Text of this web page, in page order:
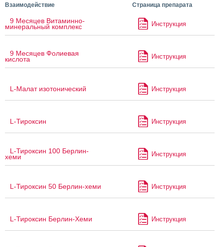
Взаимодействие Страница препарата
9 Месяцев Витаминно-
минеральный комплекс Инструкция
9 Месяцев Фолиевая
кислота Инструкция
L-Малат изотонический Инструкция
L-Тироксин Инструкция
L-Тироксин 100 Берлин-
хеми Инструкция
L-Тироксин 50 Берлин-хеми Инструкция
L-Тироксин Берлин-Хеми Инструкция